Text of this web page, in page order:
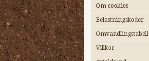
Om cookies
Belastningskoder
Omvandlingstabell
Villkor